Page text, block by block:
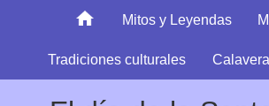
Mitos y Leyendas
Tradiciones culturales